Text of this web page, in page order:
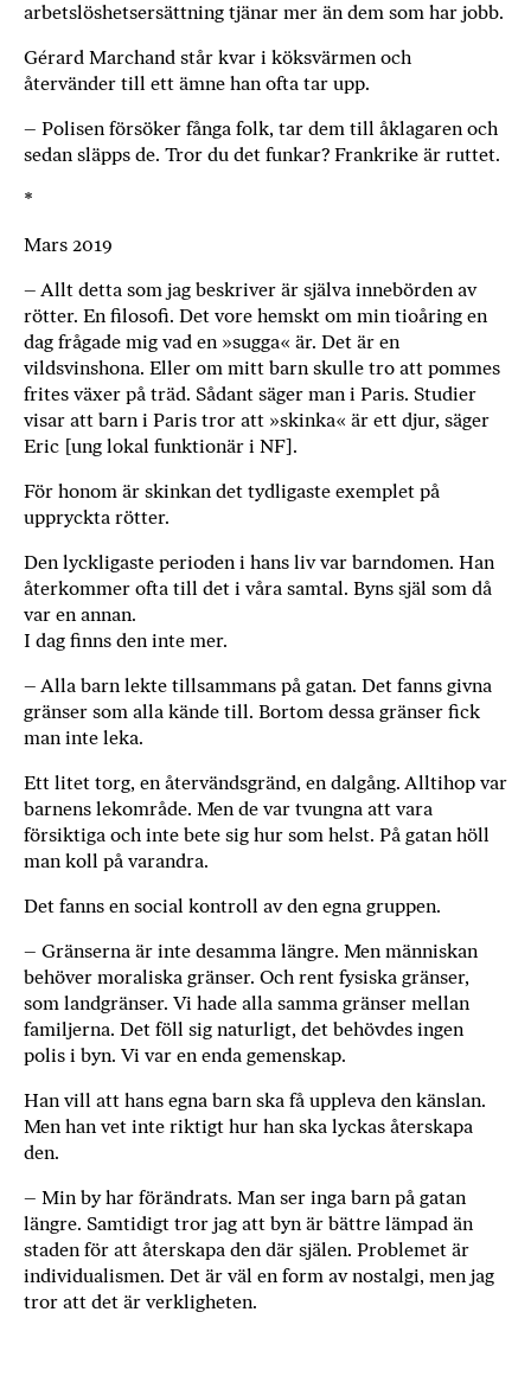
arbetslöshetsersättning tjänar mer än dem som har jobb.
Gérard Marchand står kvar i köksvärmen och
återvänder till ett ämne han ofta tar upp.
– Polisen försöker fånga folk, tar dem till åklagaren och
sedan släpps de. Tror du det funkar? Frankrike är ruttet.
*
Mars 2019
– Allt detta som jag beskriver är själva innebörden av
rötter. En filosofi. Det vore hemskt om min tioåring en
dag frågade mig vad en »sugga« är. Det är en
vildsvinshona. Eller om mitt barn skulle tro att pommes
frites växer på träd. Sådant säger man i Paris. Studier
visar att barn i Paris tror att »skinka« är ett djur, säger
Eric [ung lokal funktionär i NF].
För honom är skinkan det tydligaste exemplet på
uppryckta rötter.
Den lyckligaste perioden i hans liv var barndomen. Han
återkommer ofta till det i ­våra samtal. Byns själ som då
var en annan.
I dag finns den inte mer.
– Alla barn lekte tillsammans på gatan. Det fanns givna
gränser som alla kände till. Bortom dessa gränser fick
man inte leka.
Ett litet torg, en återvändsgränd, en dalgång. Alltihop var
barnens lekområde. Men de var tvungna att vara
försiktiga och inte bete sig hur som helst. På gatan höll
man koll på varandra.
Det fanns en social kontroll av den egna gruppen.
– Gränserna är inte desamma längre. Men människan
behöver moraliska gränser. Och rent fysiska gränser,
som landgränser. Vi hade alla samma gränser mellan
familjerna. Det föll sig naturligt, det behövdes ingen
polis i byn. Vi var en enda gemenskap.
Han vill att hans egna barn ska få uppleva den känslan.
Men han vet inte riktigt hur han ska lyckas återskapa
den.
– Min by har förändrats. Man ser inga barn på gatan
längre. Samtidigt tror jag att byn är bättre lämpad än
staden för att återskapa den där själen. Problemet är
individualismen. Det är väl en form av nostalgi, men jag
tror att det är verkligheten.